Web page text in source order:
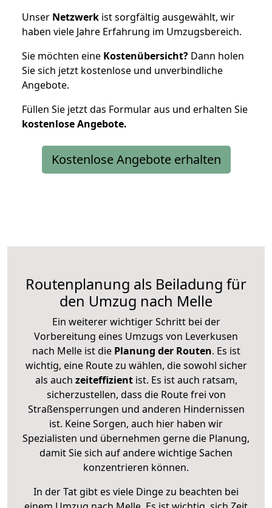
Unser Netzwerk ist sorgfältig ausgewählt, wir
haben viele Jahre Erfahrung im Umzugsbereich.
Sie möchten eine Kostenübersicht? Dann holen
Sie sich jetzt kostenlose und unverbindliche
Angebote.
Füllen Sie jetzt das Formular aus und erhalten Sie
kostenloseAngebote.
Kostenlose Angebote erhalten
Routenplanung als Beiladung für
den Umzug nach Melle
Ein weiterer wichtiger Schritt bei der
Vorbereitung eines Umzugs von Leverkusen
nach Melle ist diePlanung der Routen. Es ist
wichtig, eine Route zu wählen, die sowohl sicher
als auch zeiteffizientist. Es ist auch ratsam,
sicherzustellen, dass die Route frei von
Straßensperrungen und anderen Hindernissen
ist. Keine Sorgen, auch hier haben wir
Spezialisten und übernehmen gerne die Planung,
damit Sie sich auf andere wichtige Sachen
konzentrieren können.
In der Tat gibt es viele Dinge zu beachten bei